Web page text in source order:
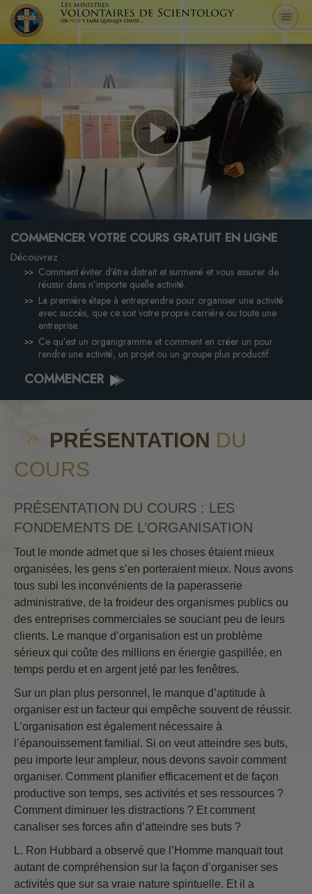
Play
Video
COMMENCER VOTRE COURS GRATUIT EN LIGNE
Découvrez :
Comment éviter d’être distrait et surmené et vous assurer de
réussir dans n’importe quelle activité.
La première étape à entreprendre pour organiser une activité
avec succès, que ce soit votre propre carrière ou toute une
entreprise.
Ce qu’est un organigramme et comment en créer un pour
rendre une activité, un projet ou un groupe plus productif.
COMMENCER
PRÉSENTATION DU
COURS
PRÉSENTATION DU COURS : LES
FONDEMENTS DE L’ORGANISATION
Tout le monde admet que si les choses étaient mieux
organisées, les gens s’en porteraient mieux. Nous avons
tous subi les inconvénients de la paperasserie
administrative, de la froideur des organismes publics ou
des entreprises commerciales se souciant peu de leurs
clients. Le manque d’organisation est un problème
sérieux qui coûte des millions en énergie gaspillée, en
temps perdu et en argent jeté par les fenêtres.
Sur un plan plus personnel, le manque d’aptitude à
organiser est un facteur qui empêche souvent de réussir.
L’organisation est également nécessaire à
l’épanouissement familial. Si on veut atteindre ses buts,
peu importe leur ampleur, nous devons savoir comment
organiser. Comment planifier efficacement et de façon
productive son temps, ses activités et ses ressources ?
Comment diminuer les distractions ? Et comment
canaliser ses forces afin d’atteindre ses buts ?
L. Ron Hubbard a observé que l’Homme manquait tout
autant de compréhension sur la façon d’organiser ses
activités que sur sa vraie nature spirituelle. Et il a